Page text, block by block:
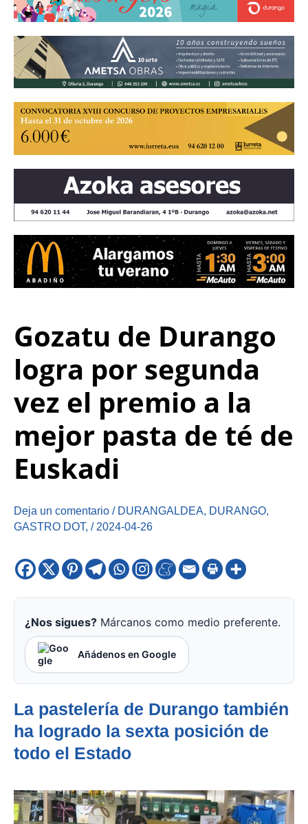
Gozatu de Durango
logra por segunda
vez el premio a la
mejor pasta de té de
Euskadi
Deja un comentario / DURANGALDEA, DURANGO,
GASTRO DOT, / 2024-04-26
¿Nos sigues? Márcanos como medio preferente.
Añádenos en Google
La pastelería de Durango también
ha logrado la sexta posición de
todo el Estado